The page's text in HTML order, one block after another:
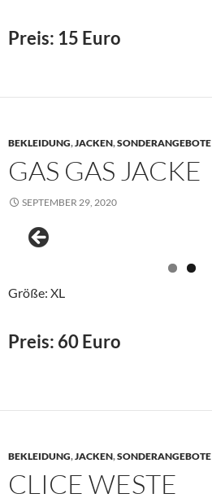
Preis: 15 Euro
BEKLEIDUNG,JACKEN,SONDERANGEBOTE
GAS GAS JACKE
SEPTEMBER 29, 2020
Größe: XL
Preis: 60 Euro
BEKLEIDUNG,JACKEN,SONDERANGEBOTE
CLICE WESTE